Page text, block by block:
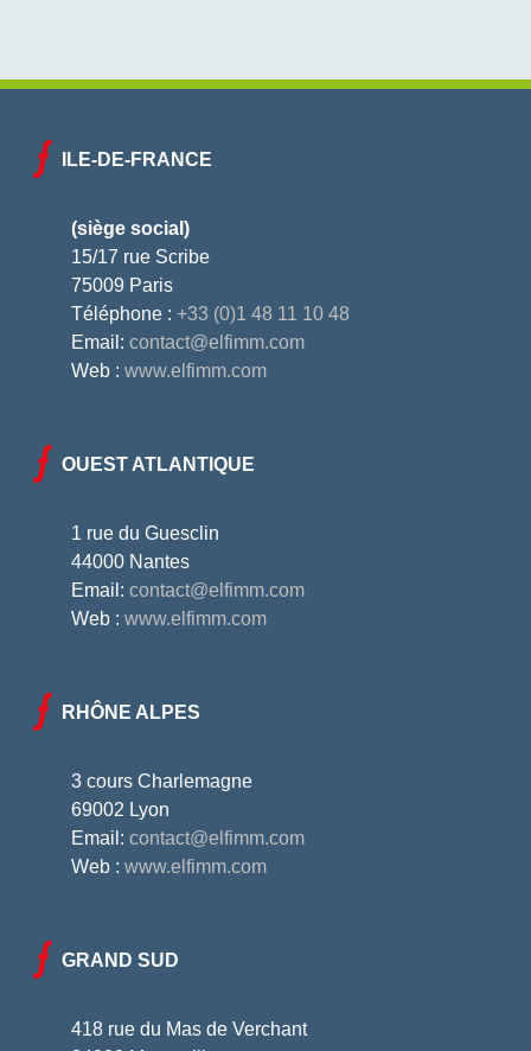
ILE-DE-FRANCE
(siège social)
15/17 rue Scribe
75009 Paris
Téléphone : +33 (0)1 48 11 10 48
Email: contact@elfimm.com
Web : www.elfimm.com
OUEST ATLANTIQUE
1 rue du Guesclin
44000 Nantes
Email: contact@elfimm.com
Web : www.elfimm.com
RHÔNE ALPES
3 cours Charlemagne
69002 Lyon
Email: contact@elfimm.com
Web : www.elfimm.com
GRAND SUD
418 rue du Mas de Verchant